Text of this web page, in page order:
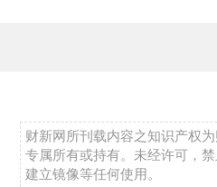
财新网所刊载内容之知识产权
专属所有或持有。未经许可，
建立镜像等任何使用。